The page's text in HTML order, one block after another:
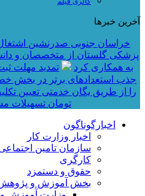
آخرین خبرها
خراسان جنوبی صدرنشین
پزشکی گلستان از متخصصان و
به همکاری کرد
تمدید مهلت
جذب استعدادهای برتر در بخش
را از طریق یگان خدمتی تعیین
تومان تسهیلات
اخبارگوناگون
اخبار وزارت کار
سازمان تامین
کارگری
حقوق و دستمزد
بخش آموزش و